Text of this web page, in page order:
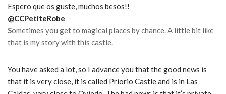
Espero que os guste, muchos besos!!
@CCPetiteRobe
Sometimes you get to magical places by chance. A little bit like
that is my story with this castle.
You have asked a lot, so I advance you that the good news is
that it is very close, it is called Priorio Castle and is in Las